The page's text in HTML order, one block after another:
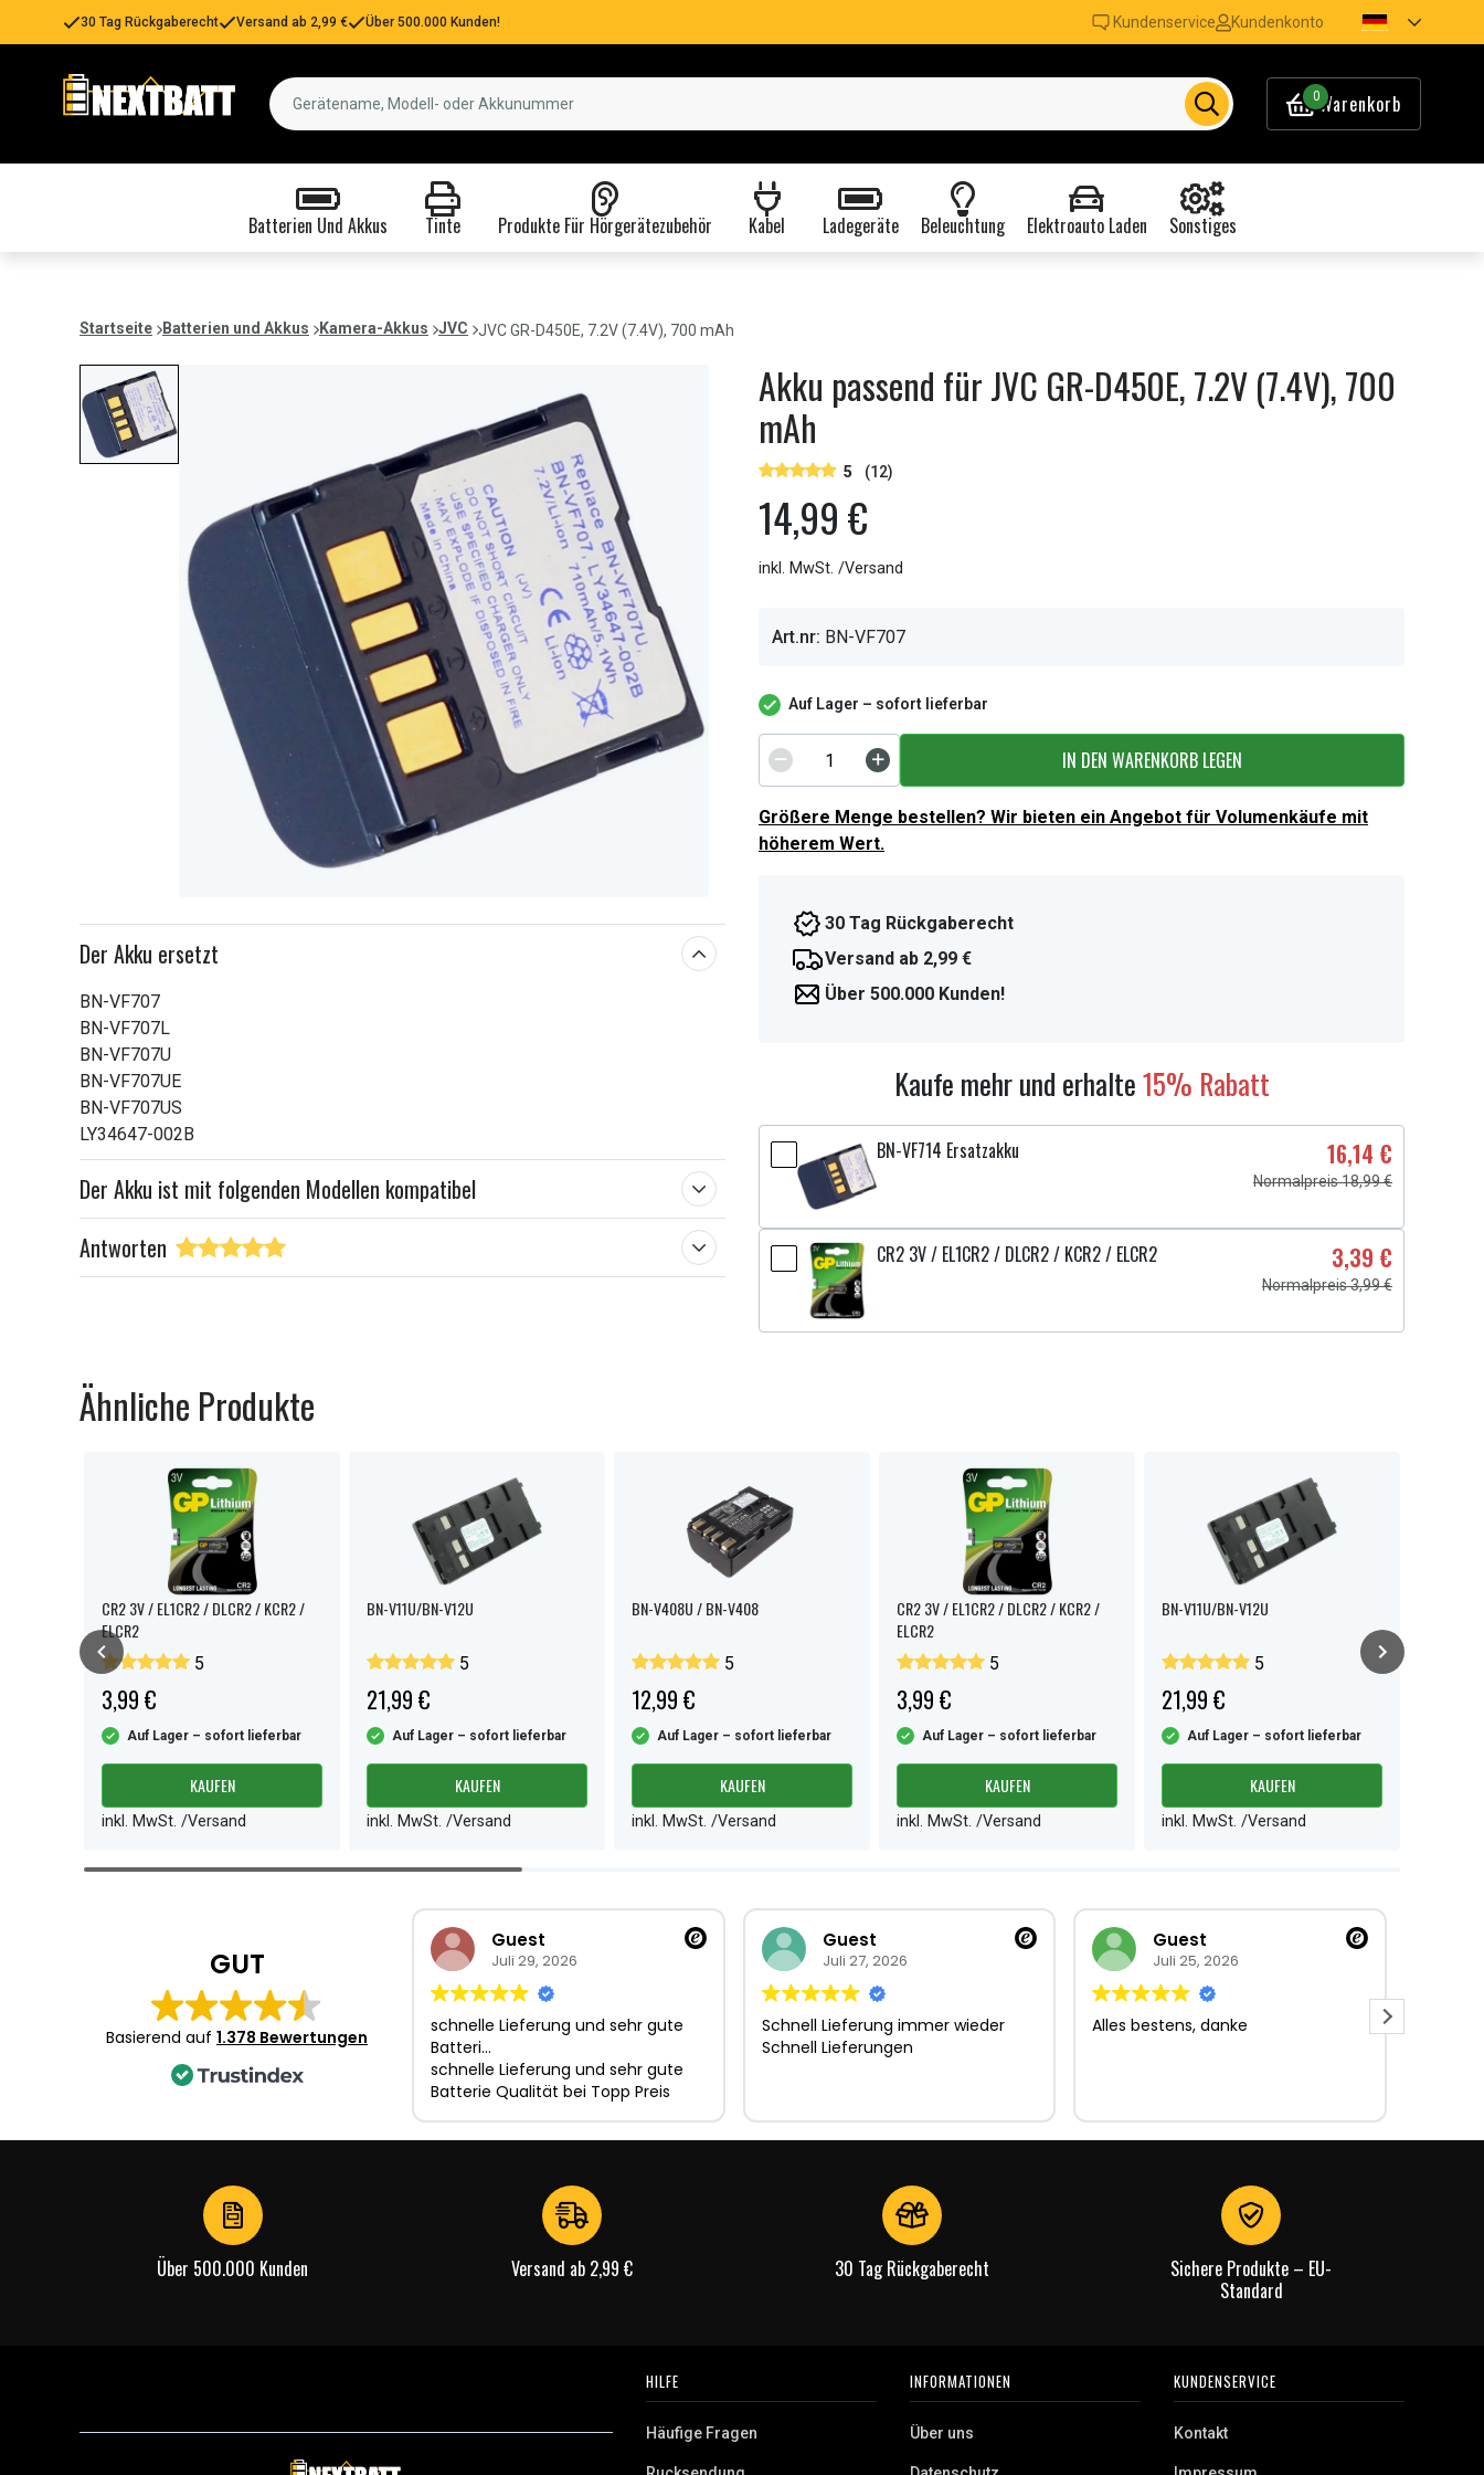
30 Tag Rückgaberecht Versand ab 2,99 € Über 500.000 Kunden! Kundenservice Kundenkonto
0Warenkorb
Batterien Und Akkus Tinte Produkte Für Hörgerätezubehör Kabel Ladegeräte Beleuchtung Elektroauto Laden Sonstiges
Startseite Batterien und Akkus Kamera-Akkus JVC JVC GR-D450E, 7.2V (7.4V), 700 mAh
of
Der Akku ersetzt
BN-VF707
BN-VF707L
BN-VF707U
BN-VF707UE
BN-VF707US
LY34647-002B
Der Akku ist mit folgenden Modellen kompatibel
Antworten
Akku passend für JVC GR-D450E, 7.2V (7.4V), 700
mAh
5 (12)
14,99 €
inkl. MwSt. /Versand
Art.nr: BN-VF707
Auf Lager – sofort lieferbar
IN DEN WARENKORB LEGEN
Größere Menge bestellen? Wir bieten ein Angebot für Volumenkäufe mit
höherem Wert.
30 Tag Rückgaberecht
Versand ab 2,99 €
Über 500.000 Kunden!
Kaufe mehr und erhalte15% Rabatt
BN-VF714 Ersatzakku 16,14 €
Normalpreis 18,99 €
CR2 3V / EL1CR2 / DLCR2 / KCR2 / ELCR2 3,39 €
Normalpreis 3,99 €
Ähnliche Produkte
CR2 3V / EL1CR2 / DLCR2 / KCR2 /
ELCR2
5
3,99 €
Auf Lager – sofort lieferbar
KAUFEN
inkl. MwSt. /Versand
BN-V11U/BN-V12U
5
21,99 €
Auf Lager – sofort lieferbar
KAUFEN
inkl. MwSt. /Versand
BN-V408U / BN-V408
5
12,99 €
Auf Lager – sofort lieferbar
KAUFEN
inkl. MwSt. /Versand
CR2 3V / EL1CR2 / DLCR2 / KCR2 /
ELCR2
5
3,99 €
Auf Lager – sofort lieferbar
KAUFEN
inkl. MwSt. /Versand
BN-V11U/BN-V12U
5
21,99 €
Auf Lager – sofort lieferbar
KAUFEN
inkl. MwSt. /Versand
Item
GUT
Basierend auf 1.378 Bewertungen
Guest
Juli 29, 2026
schnelle Lieferung und sehr gute
Batteri…
schnelle Lieferung und sehr gute
Batterie Qualität bei Topp Preis
Guest
Juli 27, 2026
Schnell Lieferung immer wieder
Schnell Lieferungen
Guest
Juli 25, 2026
Alles bestens, danke
Über 500.000 Kunden Versand ab 2,99 € 30 Tag Rückgaberecht
Sichere Produkte – EU-
Standard
HILFE
Häufige Fragen
INFORMATIONEN
Über uns
KUNDENSERVICE
Kontakt